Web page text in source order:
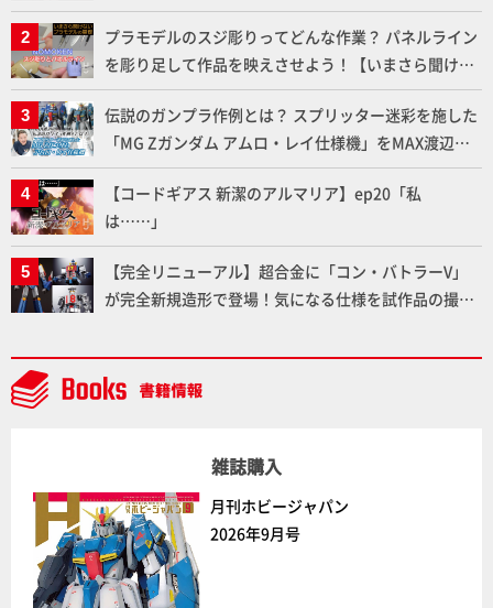
メラ永久保存化プロジェクト FINAL」
プラモデルのスジ彫りってどんな作業？ パネルライン
を彫り足して作品を映えさせよう！【いまさら聞けな
いプラモデルの基礎：スジ彫りとパネルライン】
伝説のガンプラ作例とは？ スプリッター迷彩を施した
「MG Zガンダム アムロ・レイ仕様機」をMAX渡辺が
ふたたび塗る!!【試し読み】
【コードギアス 新潔のアルマリア】ep20「私
は……」
【完全リニューアル】超合金に「コン・バトラーV」
が完全新規造形で登場！気になる仕様を試作品の撮り
ト」セット情報もお届け！【超合金の魂】
雑誌購入
月刊ホビージャパン
2026年9月号